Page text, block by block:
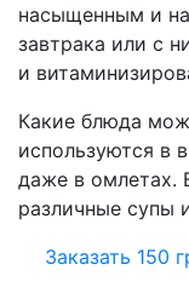
насыщенным и
завтрака или с
и
Какие блюда
используются в
даже в омлетах.
различные супы
Заказать 150